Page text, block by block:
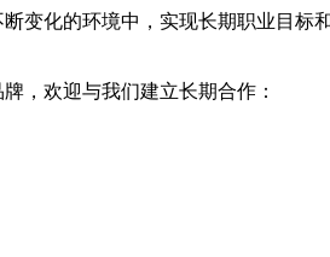
变化的环境中，实现长期职业目
，欢迎与我们建立长期合作：